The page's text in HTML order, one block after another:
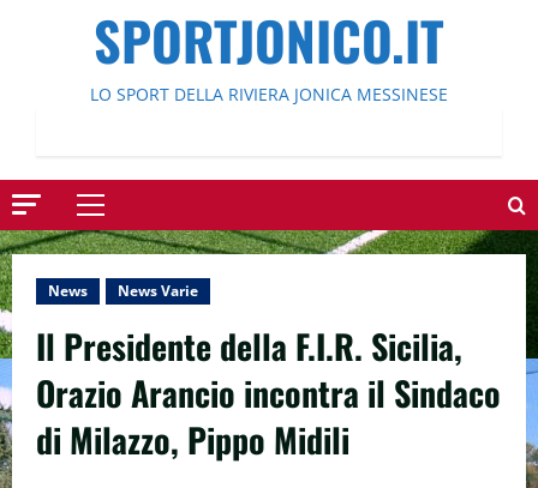
SPORTJONICO.IT
LO SPORT DELLA RIVIERA JONICA MESSINESE
Menu
principale
News News Varie
Il Presidente della F.I.R. Sicilia,
Orazio Arancio incontra il Sindaco
di Milazzo, Pippo Midili